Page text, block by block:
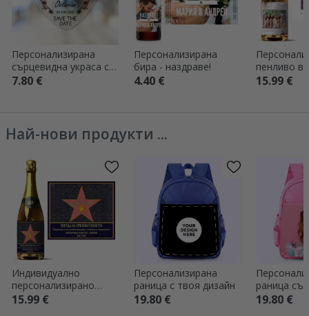
Персонализирана
сърцевидна украса с
текст - Запазете
7.80 €
Персонализирана
бира - наздраве!
4.40 €
пенливо
и снимка -
15.99 €
Най-нови продукти ...
Индивидуално
персонализирано
пенливо вино с
15.99 €
Персонализирана
раница с твоя дизайн
19.80 €
раница
19.80 €